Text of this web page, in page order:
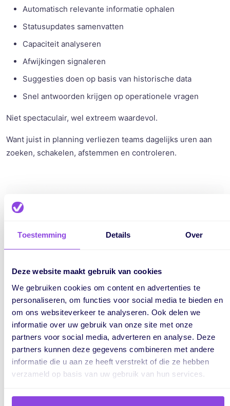
Toestemming Details Over
Deze website maakt gebruik van cookies
We gebruiken cookies om content en advertenties te
personaliseren, om functies voor social media te bieden en
om ons websiteverkeer te analyseren. Ook delen we
informatie over uw gebruik van onze site met onze
partners voor social media, adverteren en analyse. Deze
partners kunnen deze gegevens combineren met andere
informatie die u aan ze heeft verstrekt of die ze hebben
verzameld op basis van uw gebruik van hun services.
Automatisch relevante informatie ophalen
Statusupdates samenvatten
Capaciteit analyseren
Afwijkingen signaleren
Suggesties doen op basis van historische data
Snel antwoorden krijgen op operationele vragen
Niet spectaculair, wel extreem waardevol.
Want juist in planning verliezen teams dagelijks uren aan
zoeken, schakelen, afstemmen en controleren.